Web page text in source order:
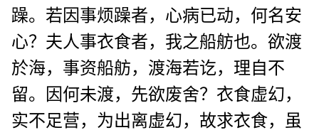
躁。若因事烦躁者，心病已动，何名安
心？夫人事衣食者，我之船舫也。欲渡
於海，事资船舫，渡海若讫，理自不
留。因何未渡，先欲废舍？衣食虚幻，
实不足营，为出离虚幻，故求衣食，虽